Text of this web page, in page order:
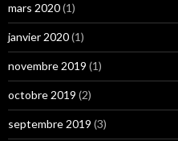
mars 2020(1)
janvier 2020(1)
novembre 2019 (1)
octobre 2019 (2)
septembre 2019 (3)